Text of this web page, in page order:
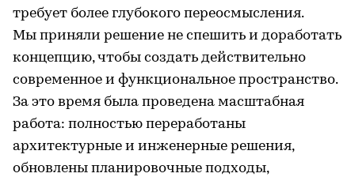
требует более глубокого переосмысления.
Мы приняли решение не спешить и доработать
концепцию, чтобы создать действительно
современное и функциональное пространство.
За это время была проведена масштабная
работа: полностью переработаны
архитектурные и инженерные решения,
обновлены планировочные подходы,